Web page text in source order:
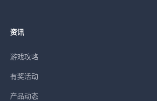
资讯
游戏攻略
有奖活动
产品动态